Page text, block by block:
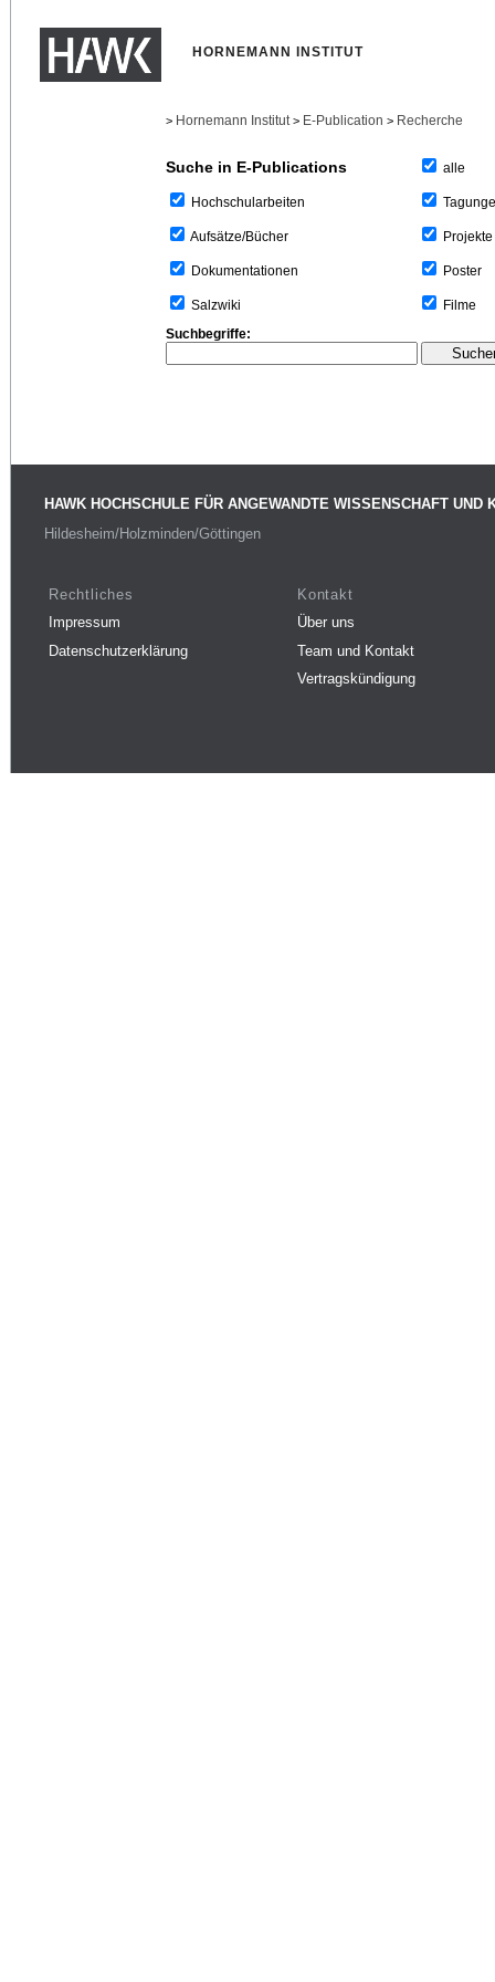
HORNEMANN INSTITUT
> Hornemann Institut > E-Publication > Recherche
Suche in E-Publications
Hochschularbeiten
Aufsätze/Bücher
Dokumentationen
Salzwiki
alle
Projekte
Poster
Filme
Suchbegriffe:
HAWK HOCHSCHULE FÜR ANGEWANDTE WISSENSCHAFT UND
Hildesheim/Holzminden/Göttingen
Rechtliches
Impressum
Datenschutzerklärung
Kontakt
Über uns
Team und Kontakt
Vertragskündigung